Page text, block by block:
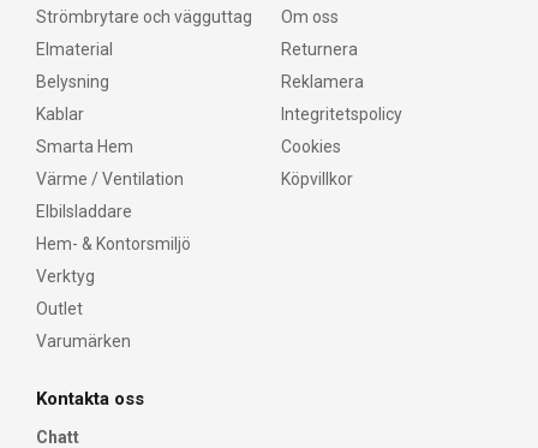
Strömbrytare och vägguttag
Elmaterial
Belysning
Kablar
Smarta Hem
Värme / Ventilation
Elbilsladdare
Hem- & Kontorsmiljö
Verktyg
Outlet
Varumärken
Om oss
Returnera
Reklamera
Integritetspolicy
Cookies
Köpvillkor
Kontakta oss
Chatt